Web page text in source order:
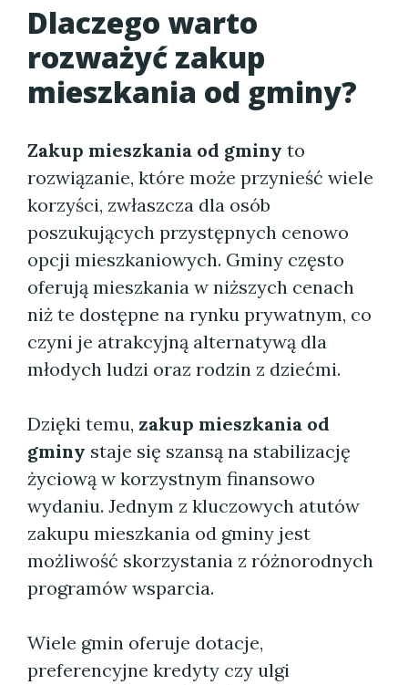
Dlaczego warto
rozważyć zakup
mieszkania od gminy?
Zakup mieszkania od gminy to
rozwiązanie, które może przynieść wiele
korzyści, zwłaszcza dla osób
poszukujących przystępnych cenowo
opcji mieszkaniowych. Gminy często
oferują mieszkania w niższych cenach
niż te dostępne na rynku prywatnym, co
czyni je atrakcyjną alternatywą dla
młodych ludzi oraz rodzin z dziećmi.
Dzięki temu, zakup mieszkania od
gminy staje się szansą na stabilizację
życiową w korzystnym finansowo
wydaniu. Jednym z kluczowych atutów
zakupu mieszkania od gminy jest
możliwość skorzystania z różnorodnych
programów wsparcia.
Wiele gmin oferuje dotacje,
preferencyjne kredyty czy ulgi